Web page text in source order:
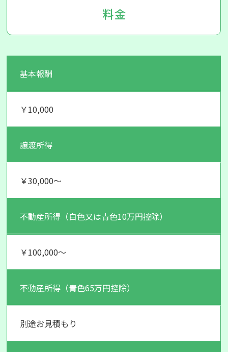
料金
基本報酬
￥10,000
譲渡所得
￥30,000～
不動産所得（白色又は青色10万円控除）
￥100,000～
不動産所得（青色65万円控除）
別途お見積もり